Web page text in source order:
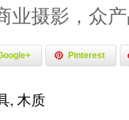
业摄影，众
Pinterest
, 木质